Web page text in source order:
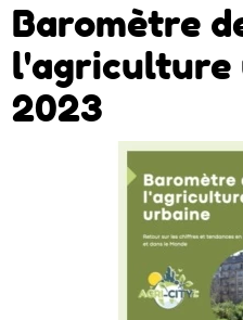
Baromètre
l'agriculture
2023